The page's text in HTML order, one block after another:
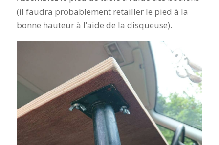
(il faudra probablement retailler le pied à la
bonne hauteur à l’aide de la disqueuse).